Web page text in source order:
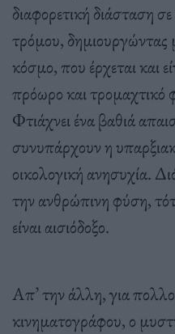
διαφορετική διάσταση
τρόμου, δημιουργώντας
κόσμο, που έρχεται και
πρόωρο και τρομαχτικό
Φτιάχνει ένα βαθιά
συνυπάρχουν η
οικολογική ανησυχία.
την ανθρώπινη φύση,
είναι αισιόδοξο.
Απ’ την άλλη, για
κινηματογράφου, ο